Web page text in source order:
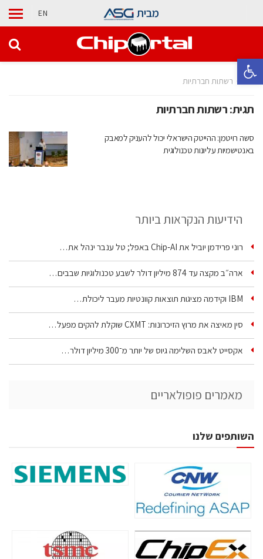
פתח סרגל נגישות
מבית EN
בית רשתות חברתיות
תגית:רשתות חברתיות
סשה רויטמן: ההייטק הישראלי יכול להעניק למאבק
באנטישמיות עליונות טכנולוגית
הידיעות הנקראות ביותר
רוני פרידמן יוביל את Chip‑AI באפל; טל ענבר ינהל את…
ארה״ב מקצה עד 874 מיליון דולר לשבע טכנולוגיות שבבים…
IBM וקידמה מציגות תוצאות קוונטיות מעבר ליכולת…
סין מאיצה את מרוץ הזיכרונות: CXMT שוקלת להקים מפעל…
אקסייט לאבס השלימה גיוס של יותר מ־300 מיליון דולר…
מאמרים פופולאריים
השותפים שלנו